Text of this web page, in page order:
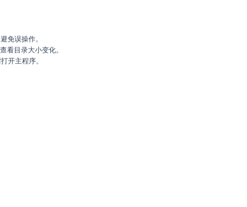
免误操作。
看目录大小变化。
开主程序。